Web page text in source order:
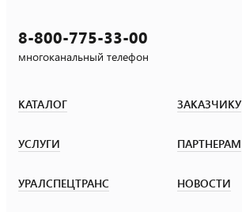
8-800-775-33-00
многоканальный телефон
КАТАЛОГ ЗАКАЗЧИКУ
УСЛУГИ ПАРТНЕРАМ
УРАЛСПЕЦТРАНС НОВОСТИ